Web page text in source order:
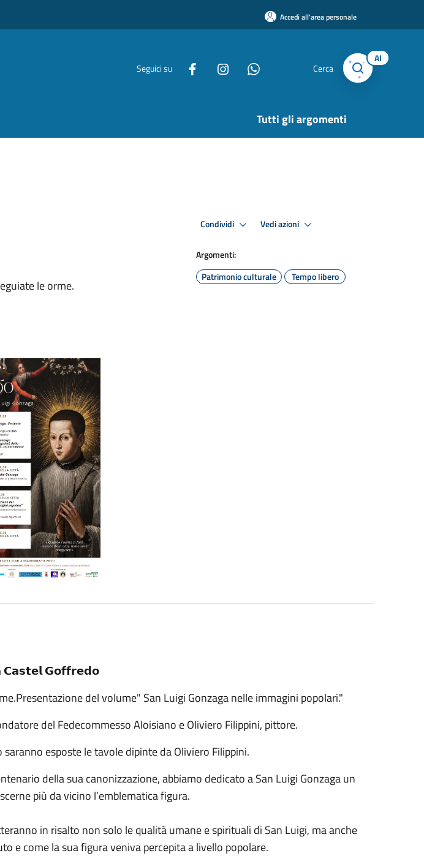
Accedi all'area personale
Seguici su Cerca
AI
Tutti gli argomenti
le orme.
Condividi Vedi azioni
Argomenti:
Patrimonio culturale
Tempo libero
𝗖𝗮𝘀𝘁𝗲𝗹 𝗚𝗼𝗳𝗳𝗿𝗲𝗱𝗼
del volume" San Luigi Gonzaga nelle immagini popolari."
del Fedecommesso Aloisiano e Oliviero Filippini, pittore.
esposte le tavole dipinte da Oliviero Filippini.
della sua canonizzazione, abbiamo dedicato a San Luigi Gonzaga un
più da vicino l’emblematica figura.
in risalto non solo le qualità umane e spirituali di San Luigi, ma anche
e come la sua figura veniva percepita a livello popolare.